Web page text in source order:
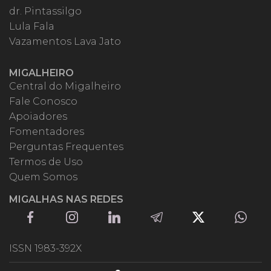
dr. Pintassilgo
Lula Fala
Vazamentos Lava Jato
MIGALHEIRO
Central do Migalheiro
Fale Conosco
Apoiadores
Fomentadores
Perguntas Frequentes
Termos de Uso
Quem Somos
MIGALHAS NAS REDES
ISSN 1983-392X